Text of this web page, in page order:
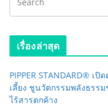
เรื่องล่าสุด
PIPPER STANDARD®
เลี้ยง ชูนวัตกรรมพลังธรร
ไร้สารตกค้าง